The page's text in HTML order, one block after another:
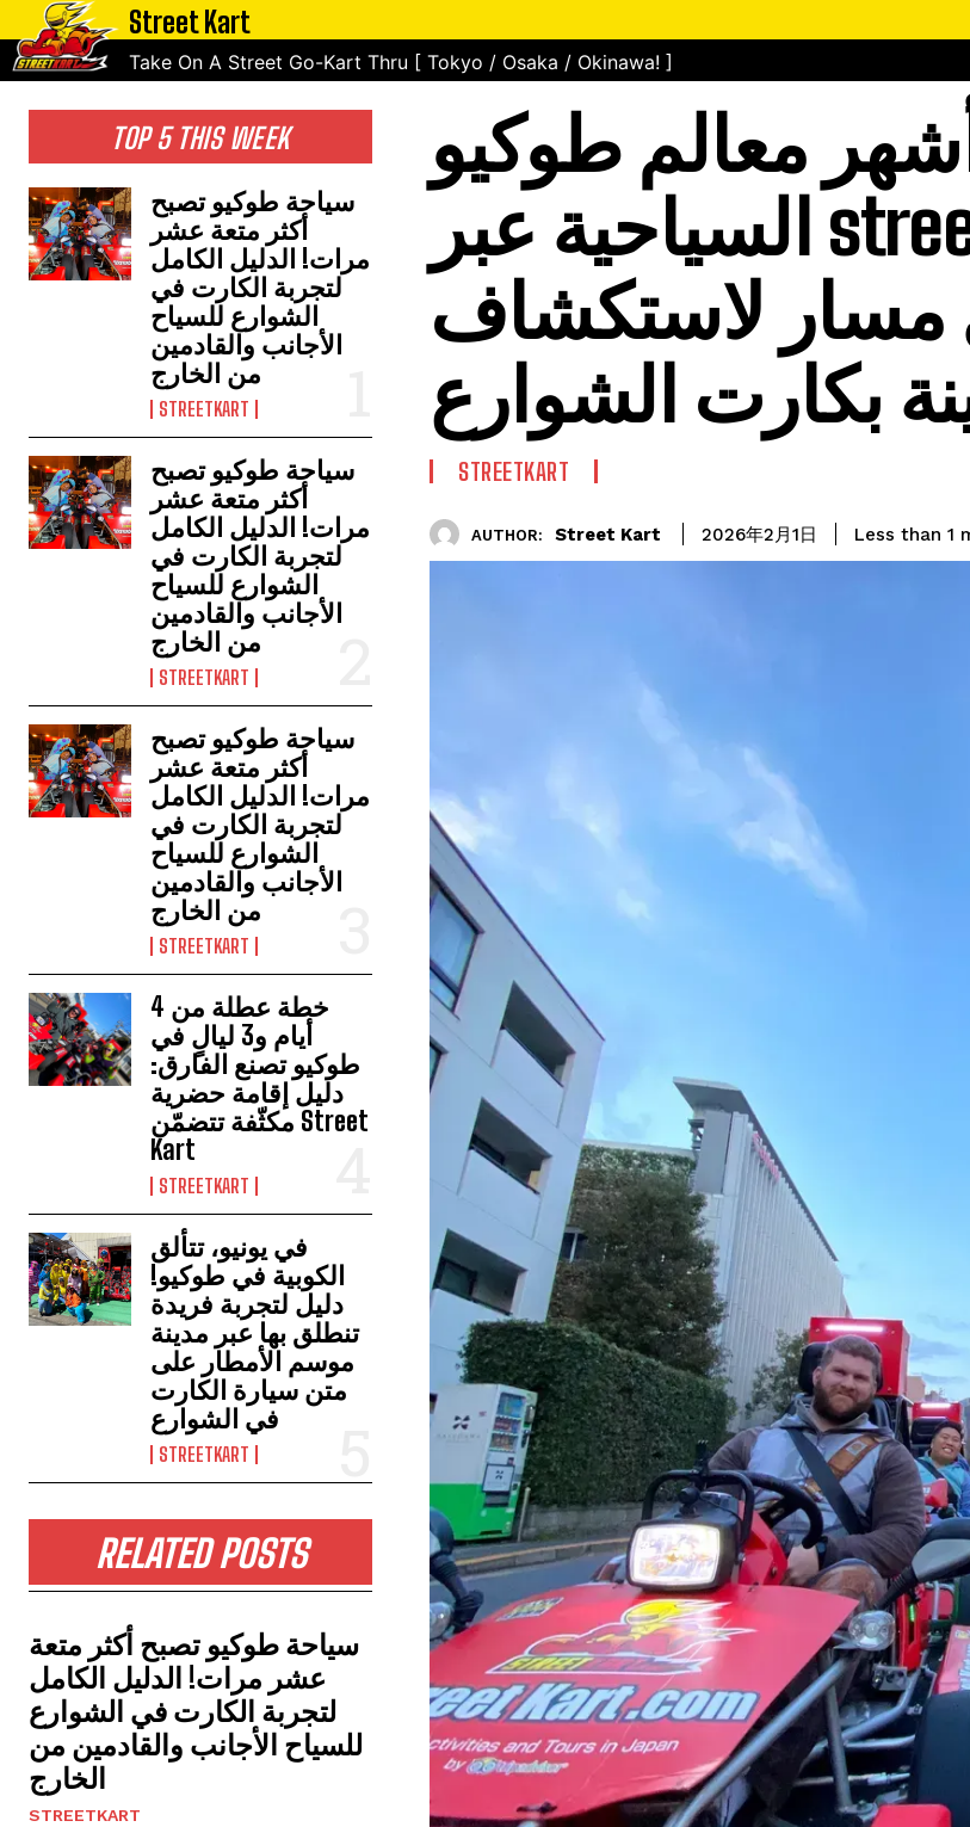
Street Kart
Take On A Street Go-Kart Thru [ Tokyo / Osaka / Okinawa! ]
TOP 5 THIS WEEK
سياحة طوكيو تصبح
أكثر متعة عشر
مرات! الدليل الكامل
لتجربة الكارت في
الشوارع للسياح
الأجانب والقادمين
من الخارج
STREETKART
سياحة طوكيو تصبح
أكثر متعة عشر
مرات! الدليل الكامل
لتجربة الكارت في
الشوارع للسياح
الأجانب والقادمين
من الخارج
STREETKART
سياحة طوكيو تصبح
أكثر متعة عشر
مرات! الدليل الكامل
لتجربة الكارت في
الشوارع للسياح
الأجانب والقادمين
من الخارج
STREETKART
خطة عطلة من 4
أيام و3 ليالٍ في
طوكيو تصنع الفارق:
دليل إقامة حضرية
مكثّفة تتضمّن Street
Kart
STREETKART
في يونيو، تتألق
الكوبية في طوكيو!
دليل لتجربة فريدة
تنطلق بها عبر مدينة
موسم الأمطار على
متن سيارة الكارت
في الشوارع
STREETKART
RELATED POSTS
سياحة طوكيو تصبح أكثر متعة
عشر مرات! الدليل الكامل
لتجربة الكارت في الشوارع
للسياح الأجانب والقادمين من
الخارج
STREETKART
معالم طوكيو
السياحية عبر streetkart.ae |
لاستكشاف
بكارت الشوارع
STREETKART
AUTHOR: Street Kart 2026年2月1日 Less than 1